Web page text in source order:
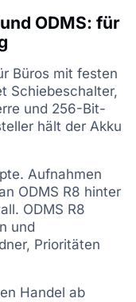
ODMS: für
Büros mit festen
Schiebeschalter,
und 256-Bit-
hält der Akku
Aufnahmen
ODMS R8 hinter
ODMS R8
und
Prioritäten
Handel ab